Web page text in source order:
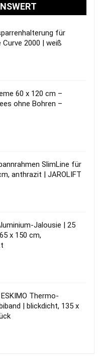
für
2000 | weiß
60 x 120 cm –
ohne Bohren –
SlimLine für
anthrazit | JAROLIFT
Jalousie | 25
x 150 cm,
Thermo-
| blickdicht, 135 x